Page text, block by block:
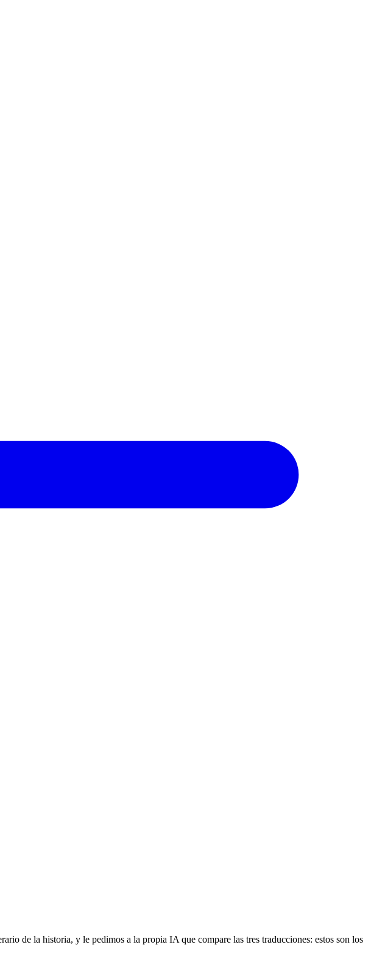
de la historia, y le pedimos a la propia IA que compare las tres traducciones: estos son los